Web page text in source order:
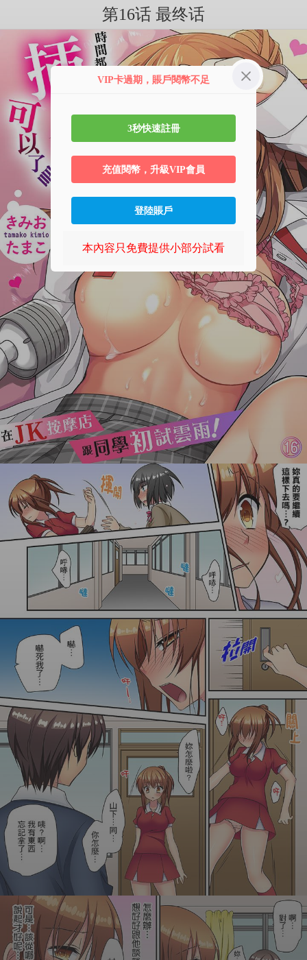
第16话 最终话
VIP卡過期，賬戶閱幣不足
3秒快速註冊
充值閱幣，升級VIP會員
登陸賬戶
本內容只免費提供小部分試看